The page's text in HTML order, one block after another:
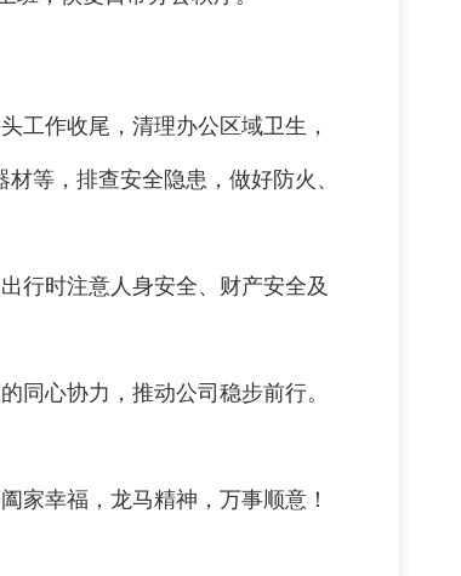
工作收尾，清理办公区域卫生，
等，排查安全隐患，做好防火、
行时注意人身安全、财产安全及
同心协力，推动公司稳步前行。
家幸福，龙马精神，万事顺意！